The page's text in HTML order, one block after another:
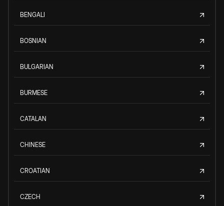
BENGALI
BOSNIAN
BULGARIAN
BURMESE
CATALAN
CHINESE
CROATIAN
CZECH